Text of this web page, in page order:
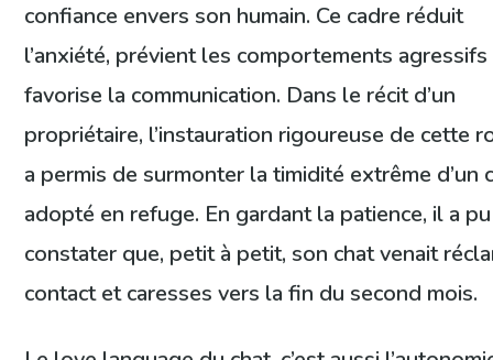
confiance envers son humain. Ce cadre réduit
l’anxiété, prévient les comportements
favorise la communication. Dans le récit d’un
propriétaire, l’instauration rigoureuse de cette
a permis de surmonter la timidité extrême d’un
adopté en refuge. En gardant la patience, il a pu
constater que, petit à petit, son chat venait
contact et caresses vers la fin du second mois.